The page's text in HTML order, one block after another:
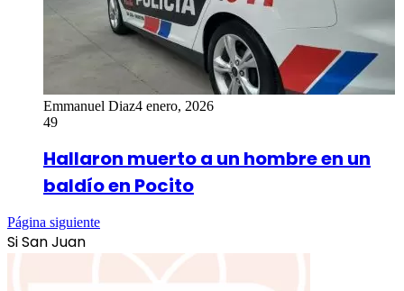
Emmanuel Diaz4 enero, 2026
49
Hallaron muerto a un hombre en un
baldío en Pocito
Página siguiente
Si San Juan